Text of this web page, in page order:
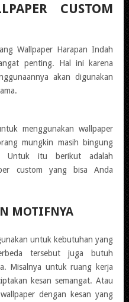
CUSTOM
Wallpaper Harapan Indah
penting. Hal ini karena
akan digunakan
menggunakan wallpaper
mungkin masih bingung
Untuk itu berikut adalah
custom yang bisa Anda
MOTIFNYA
untuk kebutuhan yang
tersebut juga butuh
Misalnya untuk ruang kerja
kesan semangat. Atau
dengan kesan yang